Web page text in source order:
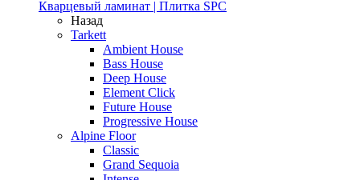
Кварцевый ламинат | Плитка SPC
Назад
Tarkett
Ambient House
Bass House
Deep House
Element Click
Future House
Progressive House
Alpine Floor
Classic
Grand Sequoia